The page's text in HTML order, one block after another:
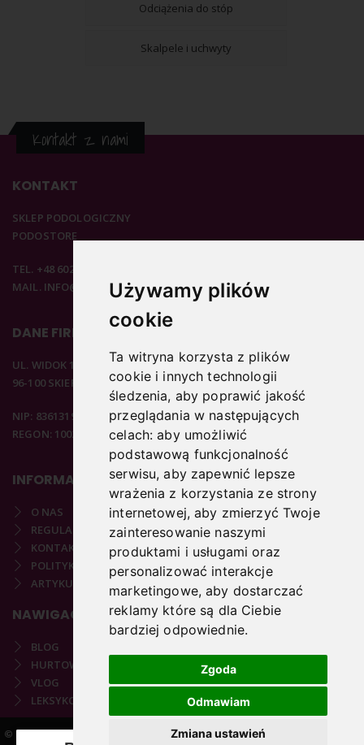
Używamy plików
cookie
Ta witryna korzysta z plików
cookie i innych technologii
śledzenia, aby poprawić jakość
przeglądania w następujących
celach:aby umożliwić
podstawową funkcjonalność
serwisu,aby zapewnić lepsze
wrażenia z korzystania ze strony
internetowej,aby zmierzyć Twoje
zainteresowanie naszymi
produktami i usługami oraz
personalizować interakcje
marketingowe,aby dostarczać
reklamy które są dla Ciebie
bardziej odpowiednie.
Zgoda
Odmawiam
Zmiana ustawień
Odciążenia do stóp
Skalpele i uchwyty
Kontakt z nami
KONTAKT
SKLEP PODOLOGICZNY
PODOSTORE
TEL. +48 602 537 894
MAIL. INFO@PODOSTORE.PL
DANE FIRMOWE
UL. WIDOK 15B
96-100 SKIERNIEWICE
NIP: 8361319313
REGON: 100297020
INFORMACJE
O NAS
REGULAMIN
KONTAKT
POLITYKA PRYWATNOŚCI
ARTYKUŁY PODOLOGICZNE
NAWIGACJA
BLOG
HURTOWNIA
VLOG
LEKSYKON PODOLOGICZNY
© 2021-2025 COPYRIGHT PODOSTORE.PL | REALIZACJA: